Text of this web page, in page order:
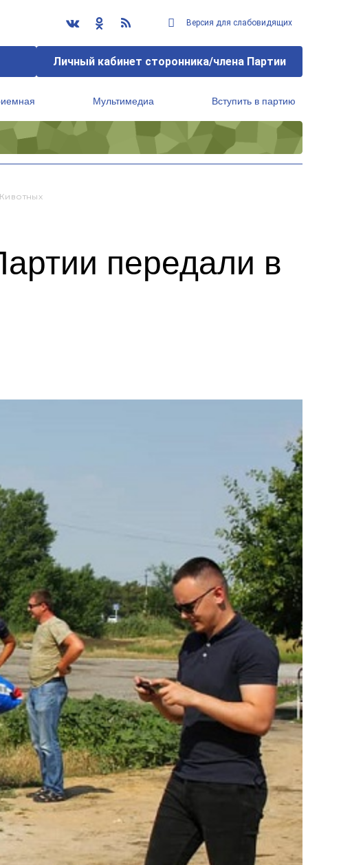
Версия для слабовидящих
Личный кабинет сторонника/члена Партии
Мультимедиа Вступить в партию
передали в